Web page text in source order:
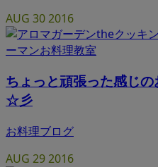
AUG 302016
ちょっと頑張った感じ
☆彡
お料理ブログ
AUG 292016